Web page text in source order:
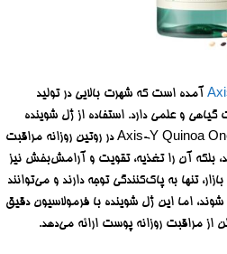
آمده است که شهرت بالایی در تولید
و علمی دارد. استفاده از ژل شوینده
Axis-Y Quinoa One Step Balanced Gel Cleanser در روتین روزانه مراقبت
بلکه آن را تغذیه، تقویت و آرامش‌بخش نیز
تنها به پاک‌کنندگی توجه دارند و می‌توانند
اما این ژل شوینده با فرمولاسیون دقیق
از مراقبت روزانه پوست ارائه می‌دهد.